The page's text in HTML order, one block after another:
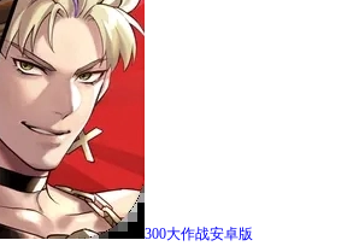
300大作战安卓版